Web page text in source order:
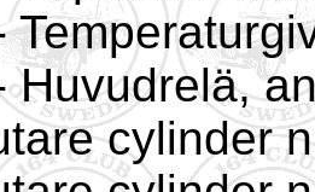
cylinder